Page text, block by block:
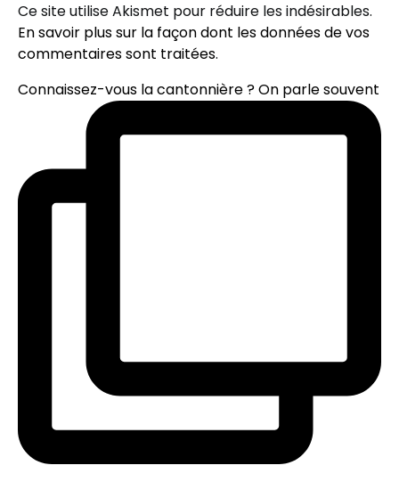
Ce site utilise Akismet pour réduire les indésirables.
En savoir plus sur la façon dont les données de vos
commentaires sont traitées.
Connaissez-vous la cantonnière ? On parle souvent